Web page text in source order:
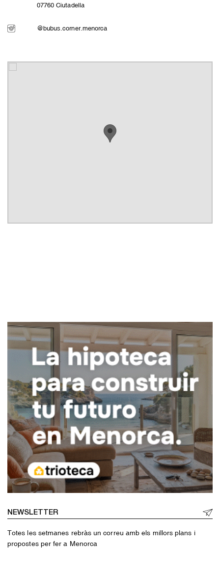
07760 Ciutadella
@bubus.corner.menorca
NEWSLETTER
Totes les setmanes rebràs un correu amb els millors plans i
propostes per fer a Menorca